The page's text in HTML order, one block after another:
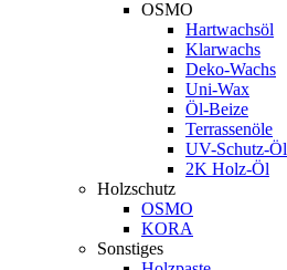
OSMO
Hartwachsöl
Klarwachs
Deko-Wachs
Uni-Wax
Öl-Beize
Terrassenöle
UV-Schutz-
2K Holz-Öl
Holzschutz
OSMO
KORA
Sonstiges